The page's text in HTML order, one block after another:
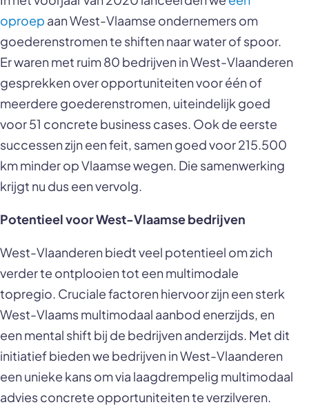
oproepaan West-Vlaamse ondernemers om
goederenstromen te shiften naar water of spoor.
Er waren met ruim 80 bedrijven in West-Vlaanderen
gesprekken over opportuniteiten voor één of
meerdere goederenstromen, uiteindelijk goed
voor 51 concrete business cases. Ook de eerste
successen zijn een feit, samen goed voor 215.500
km minder op Vlaamse wegen. Die samenwerking
krijgt nu dus een vervolg.
Potentieel voor West-Vlaamse bedrijven
West-Vlaanderen biedt veel potentieel om zich
verder te ontplooien tot een multimodale
topregio. Cruciale factoren hiervoor zijn een sterk
West-Vlaams multimodaal aanbod enerzijds, en
een mental shift bij de bedrijven anderzijds. Met dit
initiatief bieden we bedrijven in West-Vlaanderen
een unieke kans om via laagdrempelig multimodaal
advies concrete opportuniteiten te verzilveren.